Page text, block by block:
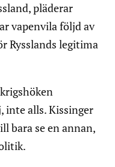
pläderar
vapenvila följd av
Rysslands legitima
inte alls. Kissinger
bara se en annan,